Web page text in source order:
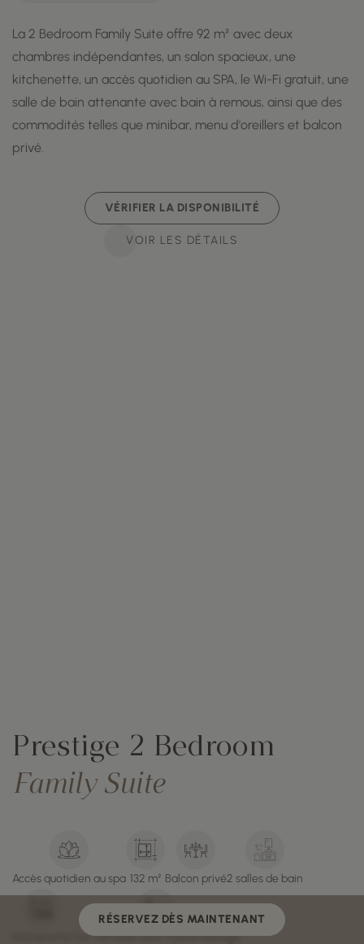
RÉSERVEZ DÈS MAINTENANT
La 2 Bedroom Family Suite offre 92 m² avec deux
chambres indépendantes, un salon spacieux, une
kitchenette, un accès quotidien au SPA, le Wi-Fi gratuit, une
salle de bain attenante avec bain à remous, ainsi que des
commodités telles que minibar, menu d'oreillers et balcon
privé.
VÉRIFIER LA DISPONIBILITÉ
VOIR LES DÉTAILS
Prestige 2 Bedroom
Family Suite
Accès quotidien au spa 132 m² Balcon privé2 salles de bain
Toit-terrasse avec hydromassage